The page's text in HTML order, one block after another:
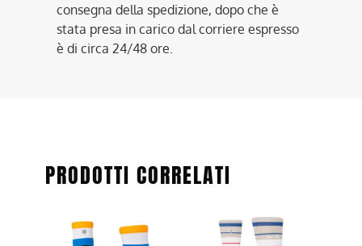
consegna della spedizione, dopo che è
stata presa in carico dal corriere espresso
è di circa 24/48 ore.
PRODOTTI CORRELATI
prodotto
prodotto